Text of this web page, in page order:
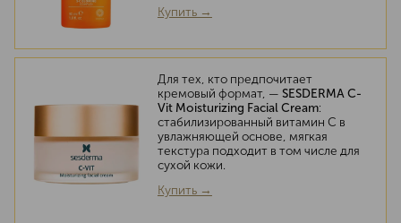
Купить →
Для тех, кто предпочитает
кремовый формат, — SESDERMA C-
Vit Moisturizing Facial Cream:
стабилизированный витамин C в
увлажняющей основе, мягкая
текстура подходит в том числе для
сухой кожи.
Купить →